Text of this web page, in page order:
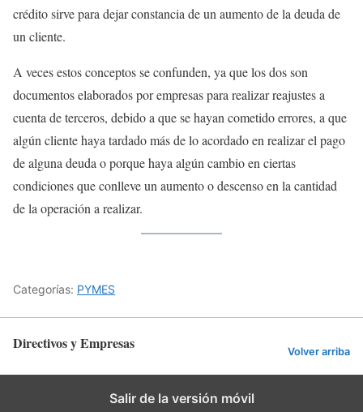
crédito sirve para dejar constancia de un aumento de la deuda de
un cliente.
A veces estos conceptos se confunden, ya que los dos son
documentos elaborados por empresas para realizar reajustes a
cuenta de terceros, debido a que se hayan cometido errores, a que
algún cliente haya tardado más de lo acordado en realizar el pago
de alguna deuda o porque haya algún cambio en ciertas
condiciones que conlleve un aumento o descenso en la cantidad
de la operación a realizar.
Categorías: PYMES
Directivos y Empresas Volver arriba
Salir de la versión móvil